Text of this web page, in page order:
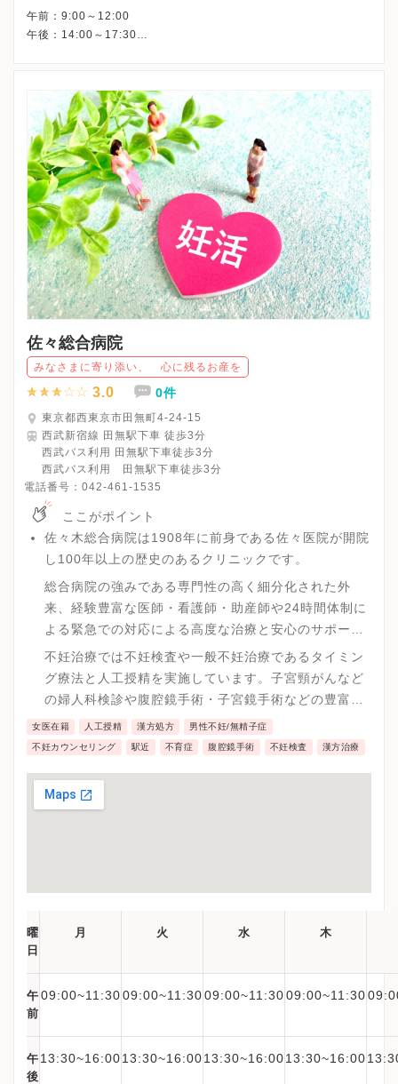
午前：9:00～12:00
午後：14:00～17:30
佐々総合病院
みなさまに寄り添い、 心に残るお産を
3.0 0件
東京都西東京市田無町4-24-15
西武新宿線 田無駅下車 徒歩3分
西武バス利用 田無駅下車徒歩3分
西武バス利用 田無駅下車徒歩3分
電話番号： 042-461-1535
ここがポイント
佐々木総合病院は1908年に前身である佐々医院が開院
し100年以上の歴史のあるクリニックです。
総合病院の強みである専門性の高く細分化された外
来、経験豊富な医師・看護師・助産師や24時間体制に
よる緊急での対応による高度な治療と安心のサポート
があります。
不妊治療では不妊検査や一般不妊治療であるタイミン
グ療法と人工授精を実施しています。子宮頸がんなど
の婦人科検診や腹腔鏡手術・子宮鏡手術などの豊富な
実績があり、不妊検査で不妊症の原因が見つかった場
合にも病院内で完結することが可能です。
女医在籍 人工授精 漢方処方 男性不妊/無精子症
不妊カウンセリング 駅近 不育症 腹腔鏡手術 不妊検査 漢方治療
曜
日
月 火 水 木
午
前
09:00~11:3009:00~11:3009:00~11:3009:00~11:30
午
後
13:30~16:0013:30~16:0013:30~16:0013:30~16:00